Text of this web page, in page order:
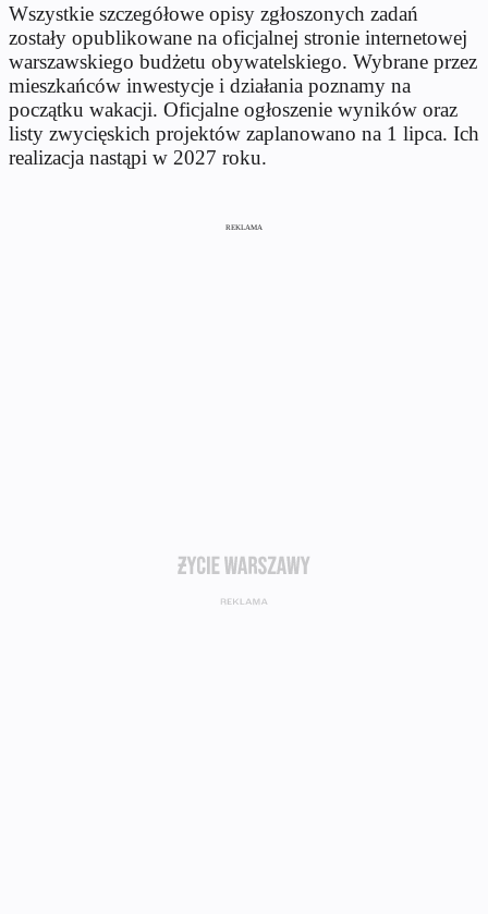
Wszystkie szczegółowe opisy zgłoszonych zadań
zostały opublikowane na oficjalnej stronie internetowej
warszawskiego budżetu obywatelskiego. Wybrane przez
mieszkańców inwestycje i działania poznamy na
początku wakacji. Oficjalne ogłoszenie wyników oraz
listy zwycięskich projektów zaplanowano na 1 lipca. Ich
realizacja nastąpi w 2027 roku.
REKLAMA